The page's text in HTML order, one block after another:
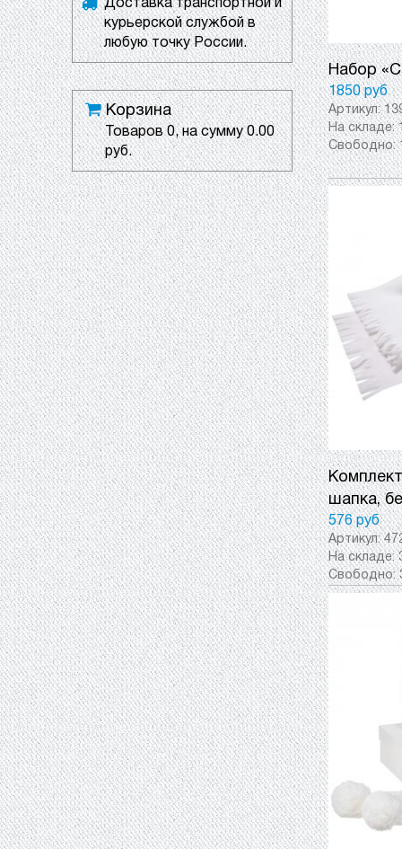
Доставка транспортной и
курьерской службой в
любую точку России.
Корзина
Товаров0, на сумму0.00
руб.
Набор
1850 руб
Артикул:
На складе:
Свободно:
шапка,
576 руб
Артикул:
На складе:
Свободно: